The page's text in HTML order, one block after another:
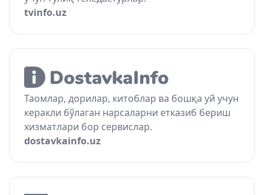
tvinfo.uz
Таомлар, дорилар, китоблар ва бошқа уй учун
керакли бўлаган нарсаларни етказиб бериш
хизматлари бор сервислар.
dostavkainfo.uz